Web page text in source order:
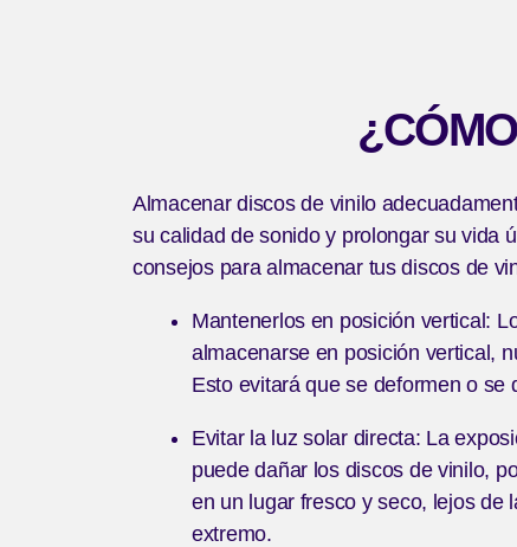
Almacenar discos de vinilo
su calidad de sonido y prolongar su vida
consejos para almacenar tus discos de
Mantenerlos en posición vertical:
almacenarse en posición vertical,
Esto evitará que se deformen o se
Evitar la luz solar directa: La
puede dañar los discos de vinilo,
en un lugar fresco y seco, lejos de
extremo.